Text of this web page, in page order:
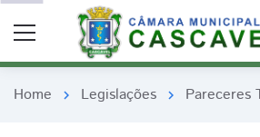
Home chevron_right Legislações chevron_right Pareceres